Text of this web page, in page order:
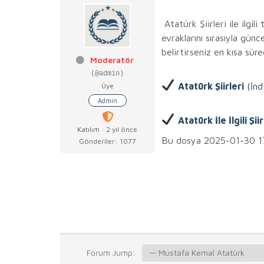
Moderatör
(@admin)
Üye
Admin
Katılım : 2 yıl önce
Gönderiler: 1077
Atatürk Şiirleri ile ilgili
evraklarını sırasıyla
belirtirseniz en kısa
Atatürk Şiirleri
Atatürk İle İlgili
Bu dosya 2025-01-30
Forum Jump: